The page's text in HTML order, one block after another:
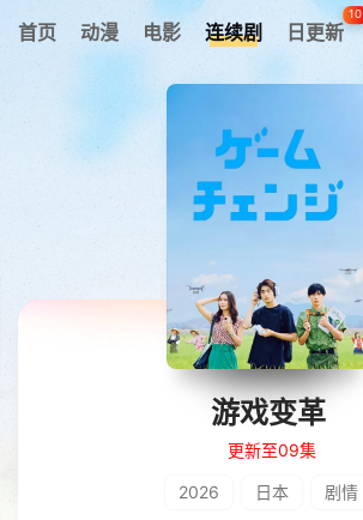
首页 动漫 电影 连续剧 日更新
10
游戏变革
更新至09集
2026 日本 剧情